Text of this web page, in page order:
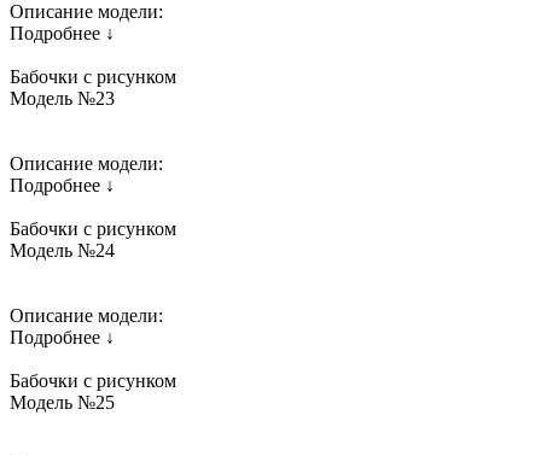
Описание модели:
Подробнее ↓
Бабочки с рисунком
Модель №23
Описание модели:
Подробнее ↓
Бабочки с рисунком
Модель №24
Описание модели:
Подробнее ↓
Бабочки с рисунком
Модель №25